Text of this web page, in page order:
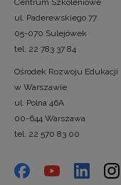
ul. Paderewskiego 77
05-070 Sulejówek
tel. 22 783 37 84
Ośrodek Rozwoju Edukacji
w Warszawie
ul. Polna 46A
00-644 Warszawa
tel. 22 570 83 00